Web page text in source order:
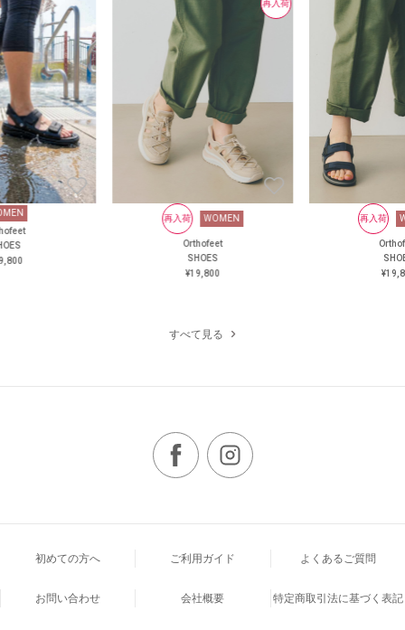
再入荷
再入荷 WOMEN
Orthofeet
SHOES
¥19,800
再入荷
すべて見る
初めての方へ ご利用ガイド よくあるご質問
お問い合わせ 会社概要 特定商取引法に基づく表記